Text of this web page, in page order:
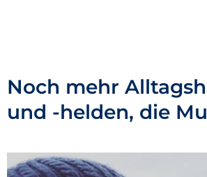
Noch mehr
und -helden, die